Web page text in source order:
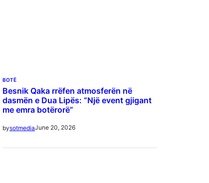
BOTË
Besnik Qaka rrëfen atmosferën në
dasmën e Dua Lipës: “Një event gjigant
me emra botërorë”
bysotmediaJune 20, 2026